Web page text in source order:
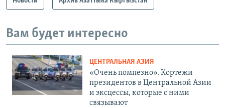
Вам будет интересно
ЦЕНТРАЛЬНАЯ АЗИЯ
«Очень помпезно». Кортежи
президентов в Центральной Азии
и эксцессы, которые с ними
связывают